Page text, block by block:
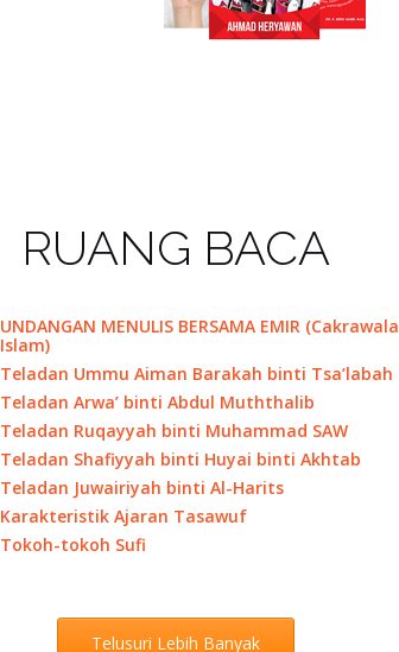
RUANG BACA
UNDANGAN MENULIS BERSAMA EMIR (Cakrawala
Islam)
Teladan Ummu Aiman Barakah binti Tsa’labah
Teladan Arwa’ binti Abdul Muththalib
Teladan Ruqayyah binti Muhammad SAW
Teladan Shafiyyah binti Huyai binti Akhtab
Teladan Juwairiyah binti Al-Harits
Karakteristik Ajaran Tasawuf
Tokoh-tokoh Sufi
Telusuri Lebih Banyak